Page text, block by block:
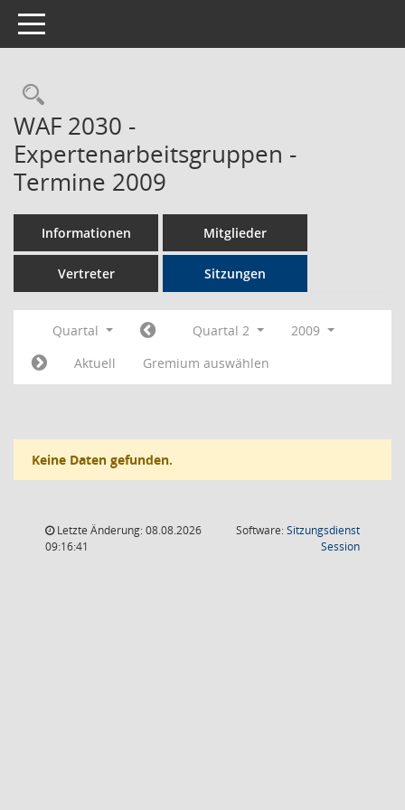
Toggle navigation
Rechercheauswahl
WAF 2030 -
Expertenarbeitsgruppen -
Termine 2009
Informationen Mitglieder
Vertreter Sitzungen
Quartal Quartal 2
2009
Aktuell
Gremium auswählen
Keine Daten gefunden.
Letzte Änderung: 08.08.2026
09:16:41
Software:Sitzungsdienst
Session(Wird in